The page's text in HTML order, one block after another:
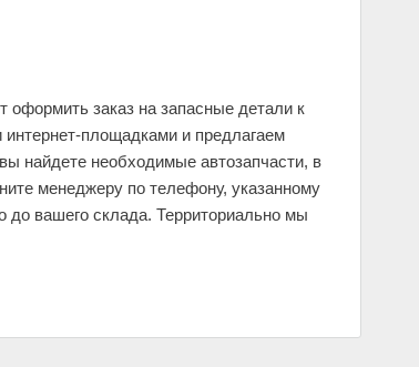
заказ на запасные детали к
площадками и предлагаем
найдете необходимые автозапчасти, в
менеджеру по телефону, указанному
до вашего склада. Территориально мы